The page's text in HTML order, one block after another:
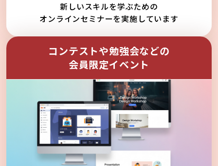
新しいスキルを学ぶための
オンラインセミナーを実施しています
コンテストや勉強会などの
会員限定イベント